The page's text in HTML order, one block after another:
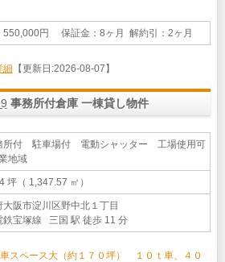
550,000円 保証金：8ヶ月 解約引：2ヶ月
【更新日:2026-08-07】
事務所付倉庫 一棟貸し物件
付 駐車場付 電動シャッター 工場使用可
地域
坪（ 1,347.57 ㎡）
大阪市淀川区野中北１丁目
鉄宝塚線 三国 駅 徒歩 11 分
スペース大（約１７０坪） １０ｔ車、４０